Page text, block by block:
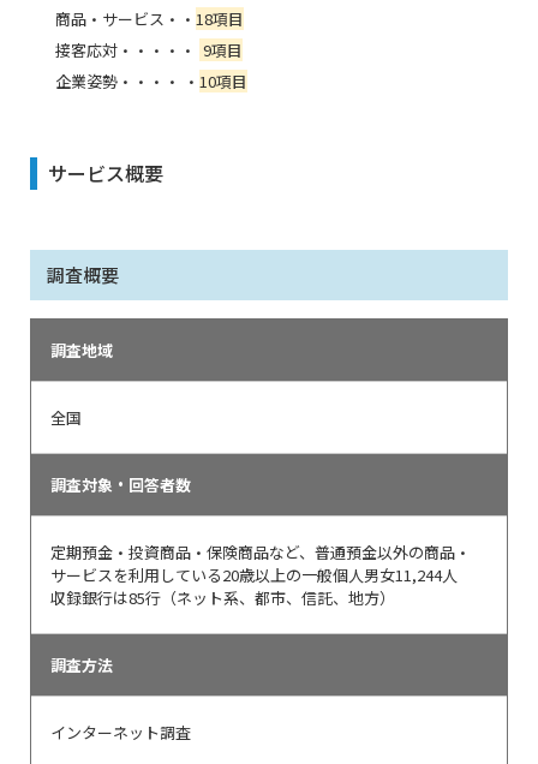
商品・サービス・・ 18項目
接客応対・・・・・ 9項目
企業姿勢・・・・
・ 10項目
サービス概要
調査概要
調査地域
全国
調査対象・回答者数
定期預金・投資商品・保険商品など、普通預金以外の商品・
サービスを利用している20歳以上の一般個人男女11,244人
収録銀行は85行（ネット系、都市、信託、地方）
調査方法
インターネット調査